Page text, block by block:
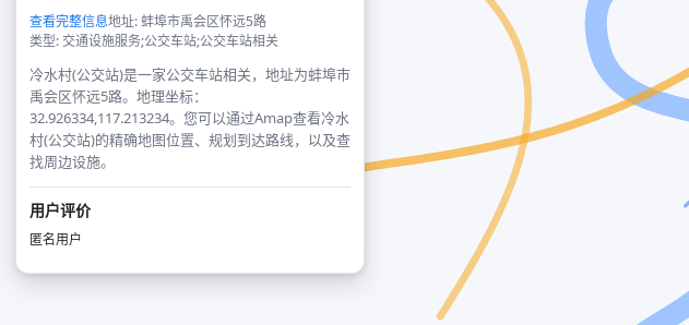
查看完整信息地址: 蚌埠市禹会区怀远5路
类型: 交通设施服务;公交车站;公交车站相关
冷水村(公交站)是一家公交车站相关，地址为蚌埠市
禹会区怀远5路。地理坐标：
32.926334,117.213234。您可以通过Amap查看冷水
村(公交站)的精确地图位置、规划到达路线，以及查
找周边设施。
用户评价
匿名用户